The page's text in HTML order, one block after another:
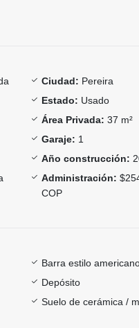
Ciudad: Pereira
Estado: Usado
Área Privada: 37 m²
Garaje: 1
Año construcción:
Administración:
COP
Barra estilo
Depósito
Suelo de cerámica /